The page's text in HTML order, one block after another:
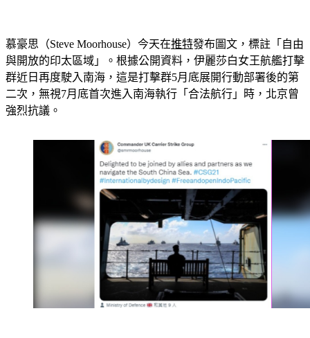
慕豪思（Steve Moorhouse）今天在推特 發布圖文，標註「自由
與開放的印太區域」。根據公開資料，伊麗莎白女王航艦打擊
群近日再度駛入南海，這是打擊群5月底展開行動部署後的第
二次，無視7月底首次進入南海執行「合法航行」時，北京曾